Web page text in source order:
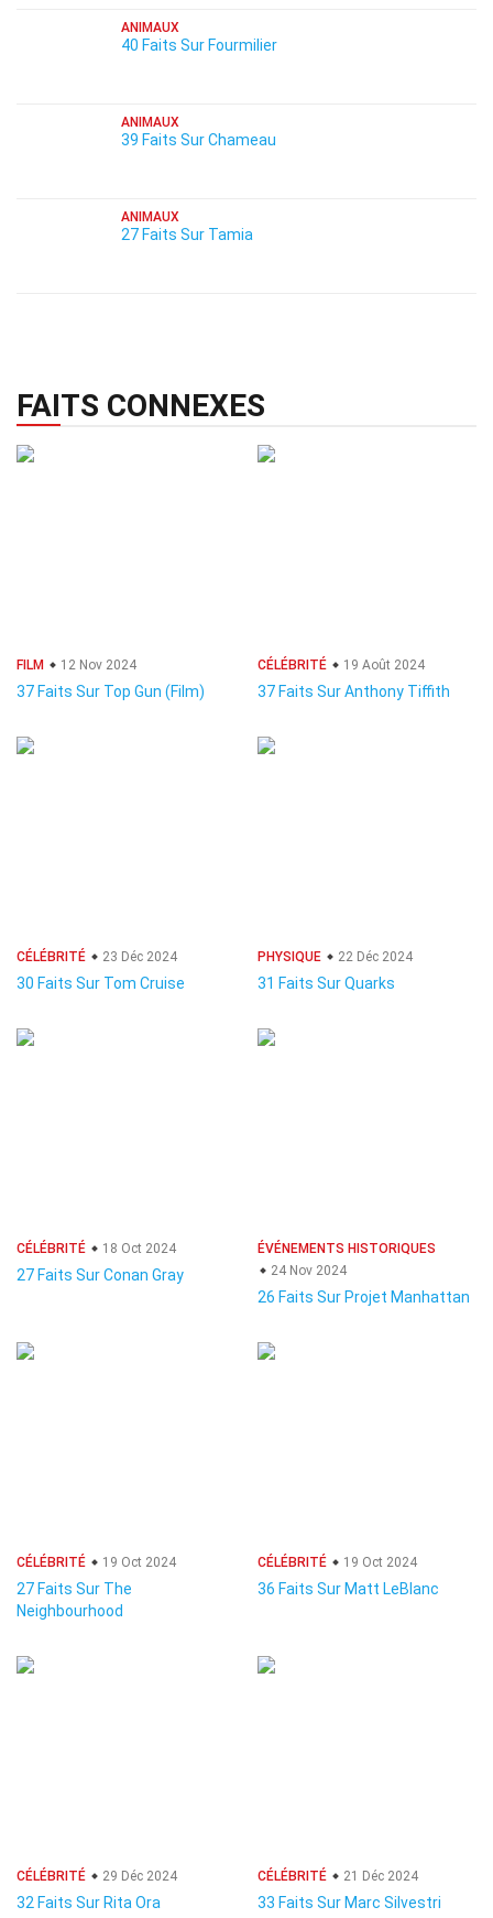
ANIMAUX
40 Faits Sur Fourmilier
ANIMAUX
39 Faits Sur Chameau
ANIMAUX
27 Faits Sur Tamia
FAITS CONNEXES
FILM 12 Nov 2024
37 Faits Sur Top Gun (Film)
CÉLÉBRITÉ 19 Août 2024
37 Faits Sur Anthony Tiffith
CÉLÉBRITÉ 23 Déc 2024
30 Faits Sur Tom Cruise
PHYSIQUE 22 Déc 2024
31 Faits Sur Quarks
CÉLÉBRITÉ 18 Oct 2024
27 Faits Sur Conan Gray
ÉVÉNEMENTS HISTORIQUES
24 Nov 2024
26 Faits Sur Projet Manhattan
CÉLÉBRITÉ 19 Oct 2024
27 Faits Sur The
Neighbourhood
CÉLÉBRITÉ 19 Oct 2024
36 Faits Sur Matt LeBlanc
CÉLÉBRITÉ 29 Déc 2024
32 Faits Sur Rita Ora
CÉLÉBRITÉ 21 Déc 2024
33 Faits Sur Marc Silvestri